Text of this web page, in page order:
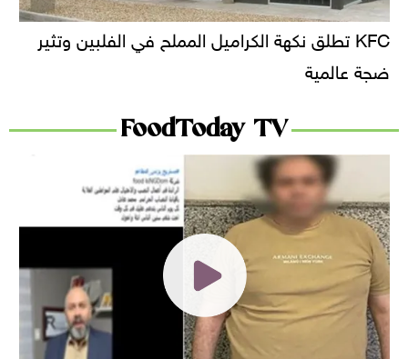
KFC تطلق نكهة الكراميل المملح في الفلبين وتثير
ضجة عالمية
FoodToday TV